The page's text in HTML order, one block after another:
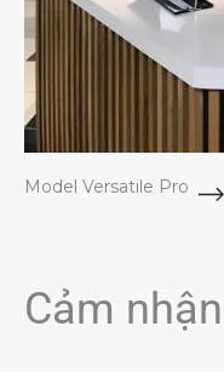
Model Versatile Pro
Cảm nhận